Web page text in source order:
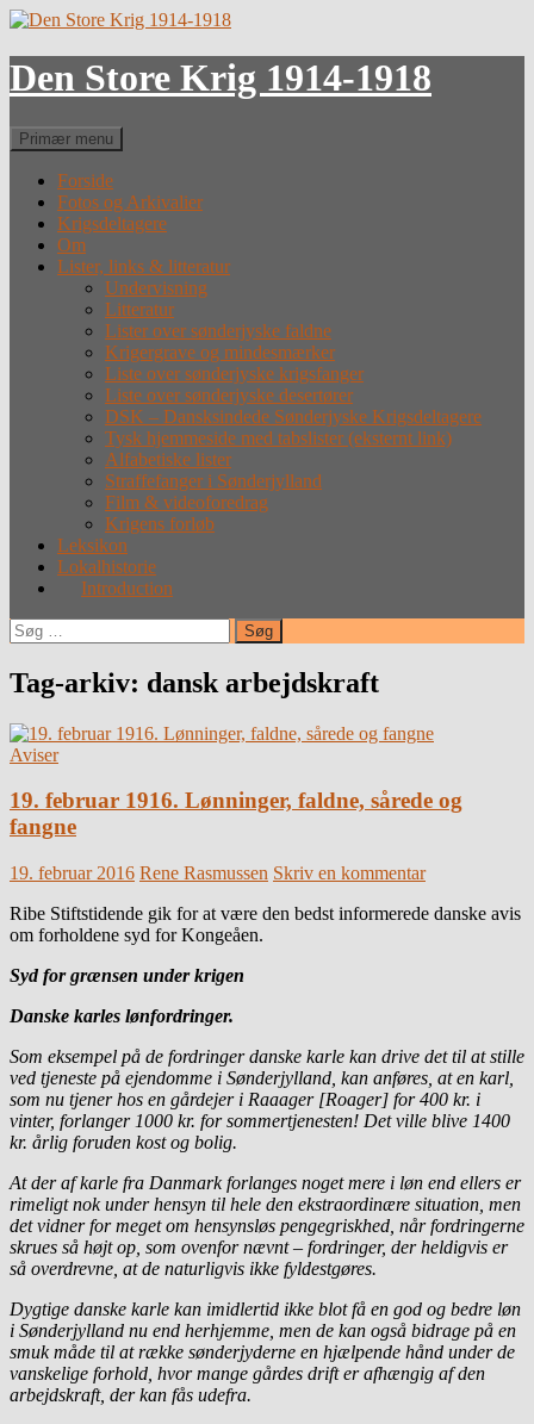
Hop
indhold
Den Store Krig 1914-1918
Søg
Primær menu
Forside
Fotos og Arkivalier
Krigsdeltagere
Om
Lister, links & litteratur
Undervisning
Litteratur
Lister over sønderjyske faldne
Krigergrave og mindesmærker
Liste over sønderjyske krigsfanger
Liste over sønderjyske desertører
DSK – Dansksindede Sønderjyske Krigsdeltagere
Tysk hjemmeside med tabslister (eksternt link)
Alfabetiske lister
Straffefanger i Sønderjylland
Film & videoforedrag
Krigens forløb
Leksikon
Lokalhistorie
Introduction
Søg
efter:
Tag-arkiv: dansk arbejdskraft
Aviser
19. februar 1916. Lønninger, faldne, sårede og
fangne
19. februar 2016 Rene Rasmussen Skriv en kommentar
Ribe Stiftstidende gik for at være den bedst informerede danske avis
om forholdene syd for Kongeåen.
Syd for grænsen under krigen
Danske karles lønfordringer.
Som eksempel på de fordringer danske karle kan drive det til at stille
ved tjeneste på ejendomme i Sønderjylland, kan anføres, at en karl,
som nu tjener hos en gårdejer i Raaager [Roager] for 400 kr. i
vinter, forlanger 1000 kr. for sommertjenesten! Det ville blive 1400
kr. årlig foruden kost og bolig.
At der af karle fra Danmark forlanges noget mere i løn end ellers er
rimeligt nok under hensyn til hele den ekstraordinære situation, men
det vidner for meget om hensynsløs pengegriskhed, når fordringerne
skrues så højt op, som ovenfor nævnt – fordringer, der heldigvis er
så overdrevne, at de naturligvis ikke fyldestgøres.
Dygtige danske karle kan imidlertid ikke blot få en god og bedre løn
i Sønderjylland nu end herhjemme, men de kan også bidrage på en
smuk måde til at række sønderjyderne en hjælpende hånd under de
vanskelige forhold, hvor mange gårdes drift er afhængig af den
arbejdskraft, der kan fås udefra.